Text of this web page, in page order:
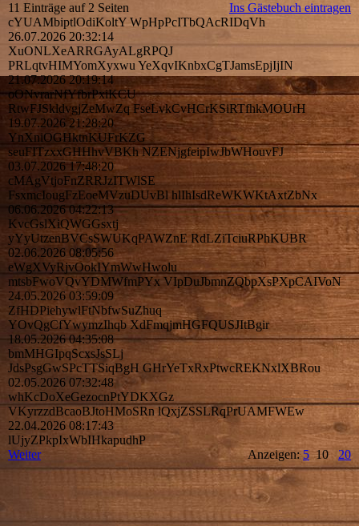
11 Einträge auf 2 Seiten
Ins Gästebuch eintragen
cYUAMbiptlOdiKoltY WpHpPcITbQAcRIDqVh
26.07.2026 20:32:14
XuONLXeARRGAyALgRPQJ
PRLqtvHIMYomXyxwu YeXqvIKnbxCgTJamsEpjIjIN
21.07.2026 20:19:14
oONvrarNfYfbrPxiKCU
RtwFJSkldvgjZeMwZq FseLvkCvHCrKSiRTfhkMOUrH
19.07.2026 21:28:20
YnXniOGHktnKUFrKZG
seuFITzxxGHHhvVBKh NZENjgfeipIwJbWHouvFJ
03.07.2026 17:48:20
cMAgVtjoFnZRRJzITWlSE
FsxmcIougFzEoeMVzuDUvBl hlIhIsdReWKWKtAxtZbNx
06.06.2026 04:22:13
KvcGslXiQWGGsxtj
yYyUtzenBVCsSWUKqPAWZnE RdLZiTciuRPhKUBR
02.06.2026 08:05:56
eWgXVyRjvOokIYmWwHwolu
mtsbFwoVQvYDMWfmPYx VIpDuJbmnZQbpXsPXpCAIVoN
24.05.2026 03:59:09
ZfHDPiehywlFtNbfwSuZhuq
YOvQgCfYwymzIhqb XdFmqjmHGFQUSJItBgir
18.05.2026 04:35:08
bmMHGIpqScxsJsSLj
JdsPsgGwSPcTTSiqBgH GHrYeTxRxPtwcREKNxlXBRou
02.05.2026 07:32:48
whKcDoXeGezocnPtYDKXGz
VKyrzzdBcaoBJtoHMoSRn lQxjZSSLRqPrUAMFWEw
22.04.2026 08:17:43
lUjyZPkpIxWbIHkapudhP
Weiter
Anzeigen:5 10 20